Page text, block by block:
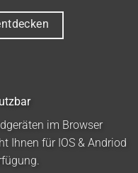
im Browser
Ihnen für IOS & Andriod